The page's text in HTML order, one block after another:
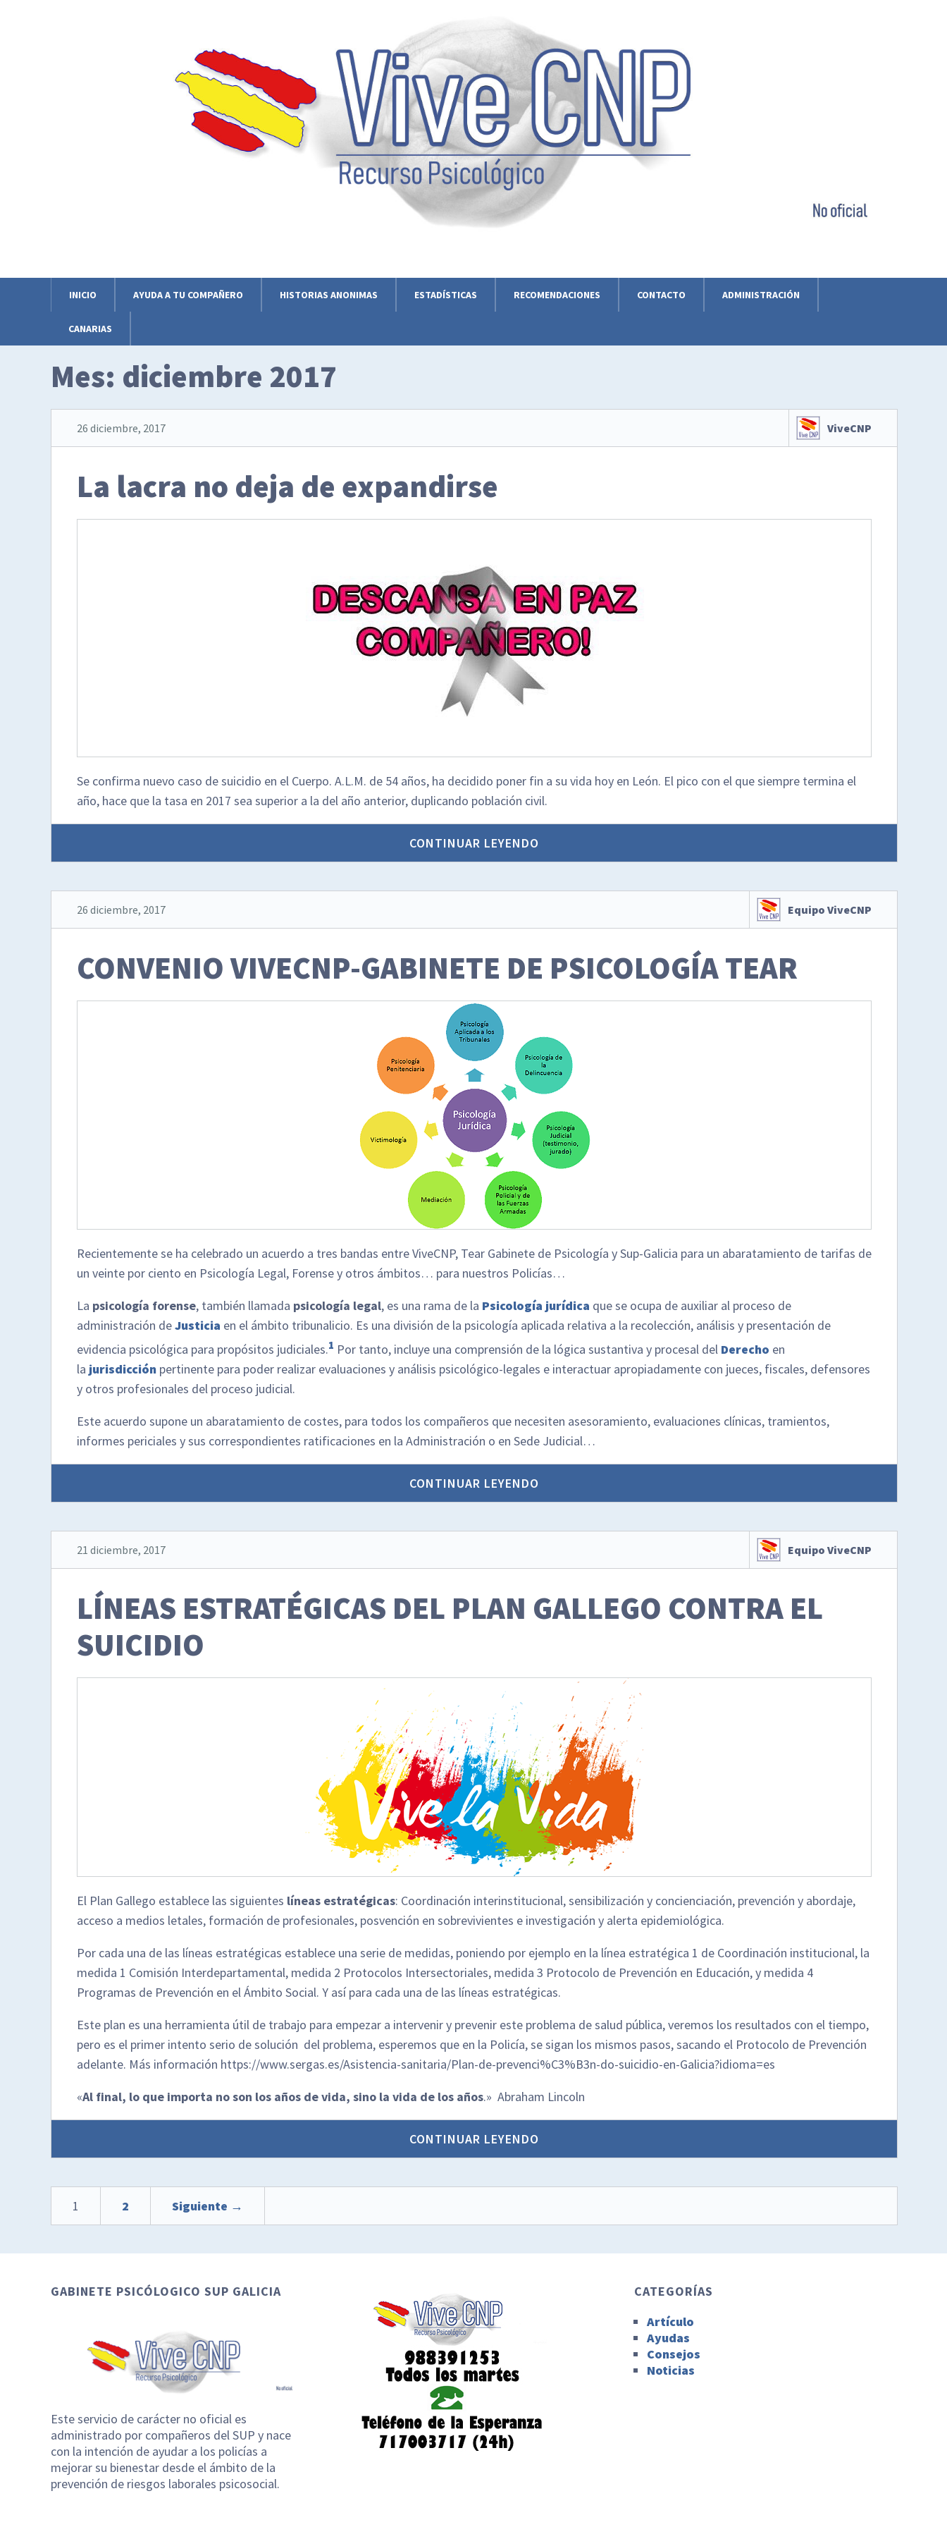
INICIO AYUDA A TU COMPAÑERO HISTORIAS ANONIMAS ESTADÍSTICAS RECOMENDACIONES CONTACTO ADMINISTRACIÓN
CANARIAS
Mes: diciembre 2017
26 diciembre, 2017 ViveCNP
La lacra no deja de expandirse
Se confirma nuevo caso de suicidio en el Cuerpo. A.L.M. de 54 años, ha decidido poner fin a su vida hoy en León. El pico con el que siempre termina el
año, hace que la tasa en 2017 sea superior a la del año anterior, duplicando población civil.
CONTINUAR LEYENDO
26 diciembre, 2017 Equipo ViveCNP
CONVENIO VIVECNP-GABINETE DE PSICOLOGÍA TEAR
Recientemente se ha celebrado un acuerdo a tres bandas entre ViveCNP, Tear Gabinete de Psicología y Sup-Galicia para un abaratamiento de tarifas de
un veinte por ciento en Psicología Legal, Forense y otros ámbitos… para nuestros Policías…
La psicología forense, también llamada psicología legal, es una rama de la Psicología jurídica que se ocupa de auxiliar al proceso de
administración deJusticia en el ámbito tribunalicio. Es una división de la psicología aplicada relativa a la recolección, análisis y presentación de
evidencia psicológica para propósitos judiciales.1 ​ Por tanto, incluye una comprensión de la lógica sustantiva y procesal del Derecho en
la jurisdicción pertinente para poder realizar evaluaciones y análisis psicológico-legales e interactuar apropiadamente con jueces, fiscales, defensores
y otros profesionales del proceso judicial.
Este acuerdo supone un abaratamiento de costes, para todos los compañeros que necesiten asesoramiento, evaluaciones clínicas, tramientos,
informes periciales y sus correspondientes ratificaciones en la Administración o en Sede Judicial…
CONTINUAR LEYENDO
21 diciembre, 2017 Equipo ViveCNP
LÍNEAS ESTRATÉGICAS DEL PLAN GALLEGO CONTRA EL
SUICIDIO
El Plan Gallego establece las siguientes líneas estratégicas: Coordinación interinstitucional, sensibilización y concienciación, prevención y abordaje,
acceso a medios letales, formación de profesionales, posvención en sobrevivientes e investigación y alerta epidemiológica.
Por cada una de las líneas estratégicas establece una serie de medidas, poniendo por ejemplo en la línea estratégica 1 de Coordinación institucional, la
medida 1 Comisión Interdepartamental, medida 2 Protocolos Intersectoriales, medida 3 Protocolo de Prevención en Educación, y medida 4
Programas de Prevención en el Ámbito Social. Y así para cada una de las líneas estratégicas.
Este plan es una herramienta útil de trabajo para empezar a intervenir y prevenir este problema de salud pública, veremos los resultados con el tiempo,
pero es el primer intento serio de solución del problema, esperemos que en la Policía, se sigan los mismos pasos, sacando el Protocolo de Prevención
adelante. Más información https://www.sergas.es/Asistencia-sanitaria/Plan-de-prevenci%C3%B3n-do-suicidio-en-Galicia?idioma=es
«Al final, lo que importa no son los años de vida, sino la vida de los años.» Abraham Lincoln
CONTINUAR LEYENDO
1 2 Siguiente →
GABINETE PSICÓLOGICO SUP GALICIA
Este servicio de carácter no oficial es
administrado por compañeros del SUP y nace
con la intención de ayudar a los policías a
mejorar su bienestar desde el ámbito de la
prevención de riesgos laborales psicosocial.
CATEGORÍAS
Artículo
Ayudas
Consejos
Noticias